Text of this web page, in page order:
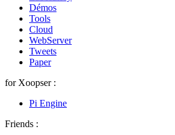
Démos
Tools
Cloud
WebServer
Tweets
Paper
for Xoopser :
Pi Engine
Friends :